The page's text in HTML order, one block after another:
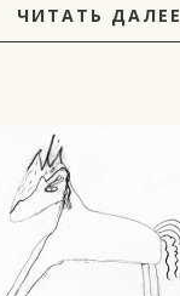
ЧИТАТЬ ДАЛЕЕ